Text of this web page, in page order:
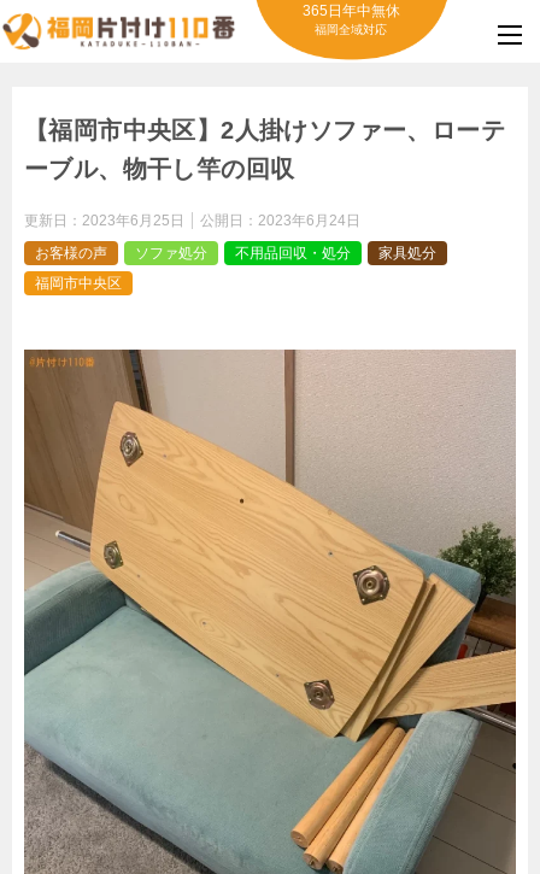
365日年中無休
福岡全域対応
【福岡市中央区】2人掛けソファー、ローテ
ーブル、物干し竿の回収
更新日： 2023年6月25日 公開日： 2023年6月24日
お客様の声
ソファ処分 不用品回収・処分
家具処分
福岡市中央区